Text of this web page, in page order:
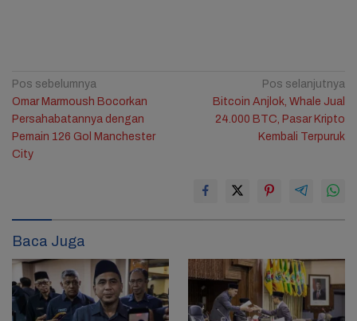
Navigasi
pos
Pos sebelumnya
Omar Marmoush Bocorkan
Persahabatannya dengan
Pemain 126 Gol Manchester
City
Pos selanjutnya
Bitcoin Anjlok, Whale Jual
24.000 BTC, Pasar Kripto
Kembali Terpuruk
Baca Juga